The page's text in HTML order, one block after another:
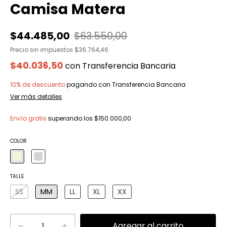
Camisa Matera
$44.485,00 $63.550,00
Precio sin impuestos $36.764,46
$40.036,50 con Transferencia Bancaria
10% de descuentopagando con Transferencia Bancaria
Ver más detalles
Envío gratis superando los $150.000,00
COLOR
TALLE
SS MM LL XL XX